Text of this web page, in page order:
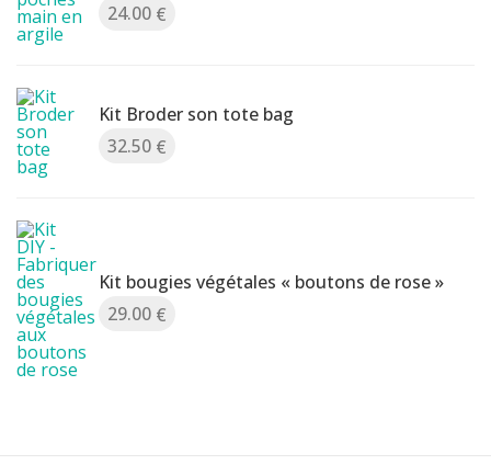
24.00 €
Kit Broder son tote bag
32.50 €
Kit bougies végétales « boutons de rose »
29.00 €